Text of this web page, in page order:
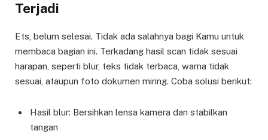
Terjadi
Ets, belum selesai. Tidak ada salahnya bagi Kamu untuk
membaca bagian ini. Terkadang hasil scan tidak sesuai
harapan, seperti blur, teks tidak terbaca, warna tidak
sesuai, ataupun foto dokumen miring. Coba solusi berikut:
Hasil blur: Bersihkan lensa kamera dan stabilkan
tangan